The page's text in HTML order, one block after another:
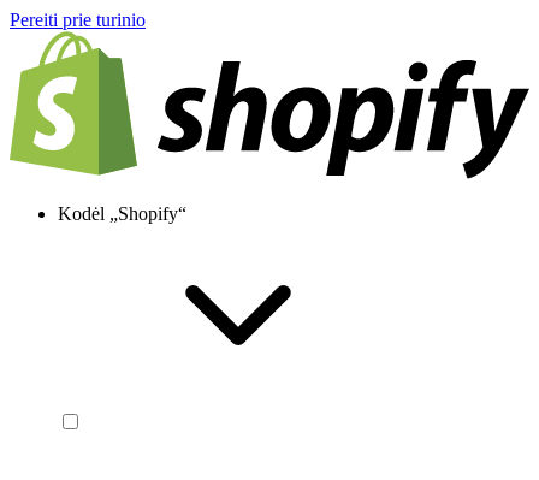
Pereiti prie turinio
Kodėl „Shopify“